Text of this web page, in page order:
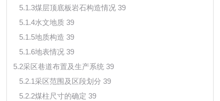
5.1.3煤层顶底板岩石构造情况 39
5.1.4水文地质 39
5.1.5地质构造 39
5.1.6地表情况 39
5.2采区巷道布置及生产系统 39
5.2.1采区范围及区段划分 39
5.2.2煤柱尺寸的确定 39